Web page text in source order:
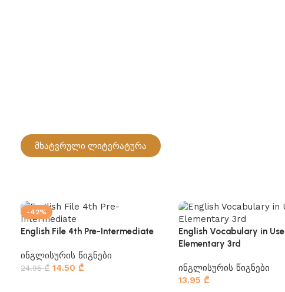
მხატვრული ლიტერატურა
-42%
English File 4th Pre-Intermediate
ინგლისურის წიგნები
24.95₾ 14.50 ₾
English Vocabulary in Use
Elementary 3rd
ინგლისურის წიგნები
13.95₾